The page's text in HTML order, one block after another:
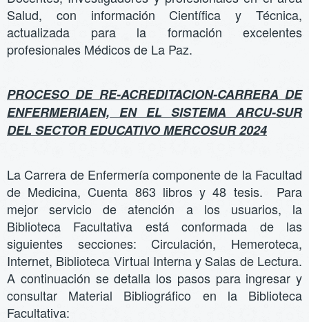
Salud, con información Científica y Técnica,
actualizada para la formación excelentes
profesionales Médicos de La Paz.
PROCESO DE RE-ACREDITACION-CARRERA DE
ENFERMERIAEN, EN EL SISTEMA ARCU-SUR
DEL SECTOR EDUCATIVO MERCOSUR 2024
La Carrera de Enfermería componente de la Facultad
de Medicina, Cuenta 863 libros y 48 tesis. Para
mejor servicio de atención a los usuarios, la
Biblioteca Facultativa está conformada de las
siguientes secciones: Circulación, Hemeroteca,
Internet, Biblioteca Virtual Interna y Salas de Lectura.
A continuación se detalla los pasos para ingresar y
consultar Material Bibliográfico en la Biblioteca
Facultativa: